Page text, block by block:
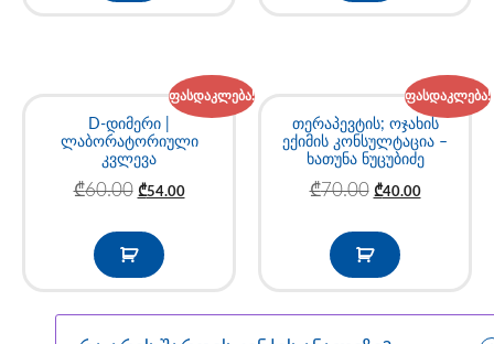
ფასდაკლება!
D-დიმერი |
ლაბორატორიული
კვლევა
₾60.00 ₾54.00
ფასდაკლება!
თერაპევტის; ოჯახის
ექიმის კონსულტაცია –
ხათუნა ნუცუბიძე
₾70.00 ₾40.00